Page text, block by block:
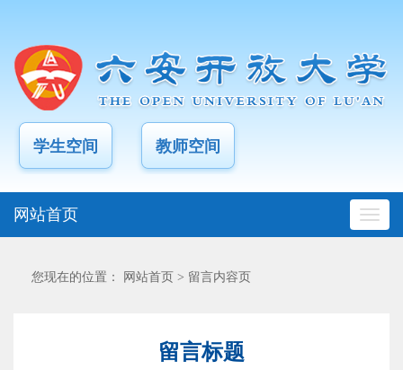
学生空间 教师空间
网站首页
您现在的位置： 网站首页 > 留言内容页
留言标题